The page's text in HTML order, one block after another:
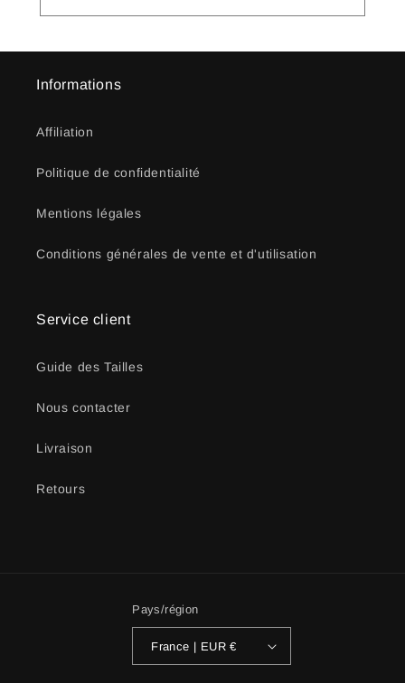
Informations
Affiliation
Politique de confidentialité
Mentions légales
Conditions générales de vente et d'utilisation
Service client
Guide des Tailles
Nous contacter
Livraison
Retours
Pays/région
France | EUR €